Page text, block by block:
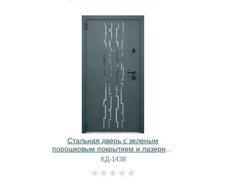
Стальная дверь с зеленым
порошковым покрытием и лазерной
резкой
КД-1438